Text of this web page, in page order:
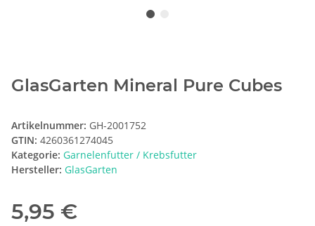
GlasGarten Mineral Pure Cubes
Artikelnummer: GH-2001752
GTIN: 4260361274045
Kategorie: Garnelenfutter / Krebsfutter
Hersteller: GlasGarten
5,95 €